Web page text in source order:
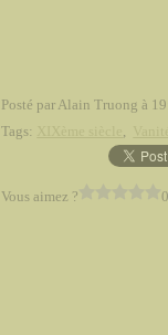
Posté par Alain Truong à
Tags:
,
Vous aimez ?